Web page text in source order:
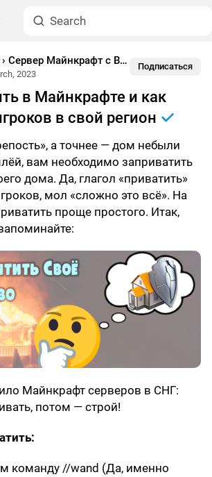
FrozenCraft › Сервер Майнкрафт с Выживанием
2023
Подписаться
в Майнкрафте и как
в свой регион
а точнее — дом небыли
вам необходимо заприватить
дома. Да, глагол «приватить»
мол «сложно это всё». На
проще простого. Итак,
Майнкрафт серверов в СНГ:
потом — строй!
команду //wand (Да, именно